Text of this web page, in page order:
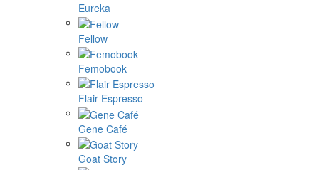
Eureka
Fellow
Femobook
Flair Espresso
Gene Café
Goat Story